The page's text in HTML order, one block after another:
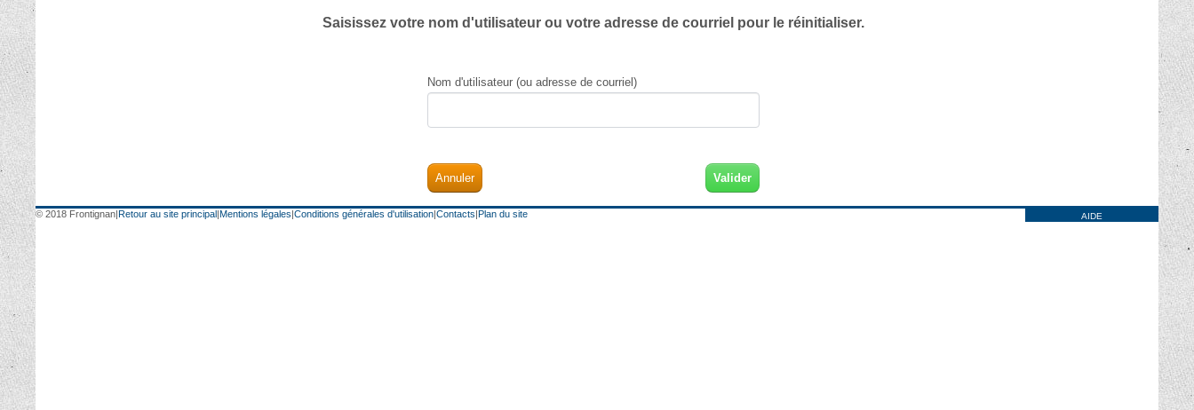
Saisissez votre nom d'utilisateur ou votre adresse de courriel pour le réinitialiser.
Nom d'utilisateur (ou adresse de courriel)
Annuler
© 2018 Frontignan|Retour au site principal|Mentions légales|Conditions générales d'utilisation|Contacts|Plan du site AIDE